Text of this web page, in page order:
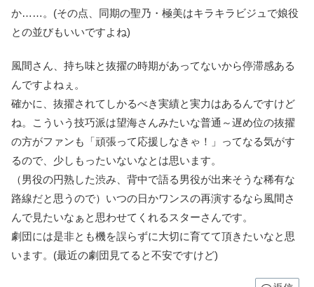
か……。(その点、同期の聖乃・極美はキラキラビジュで娘役
との並びもいいですよね)
風間さん、持ち味と抜擢の時期があってないから停滞感ある
んですよねぇ。
確かに、抜擢されてしかるべき実績と実力はあるんですけど
ね。こういう技巧派は望海さんみたいな普通～遅め位の抜擢
の方がファンも「頑張って応援しなきゃ！」ってなる気がす
るので、少しもったいないなとは思います。
（男役の円熟した渋み、背中で語る男役が出来そうな稀有な
路線だと思うので）いつの日かワンスの再演するなら風間さ
んで見たいなぁと思わせてくれるスターさんです。
劇団には是非とも機を誤らずに大切に育てて頂きたいなと思
います。(最近の劇団見てると不安ですけど)